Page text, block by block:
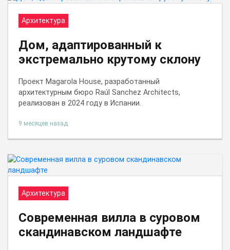
Архитектура
Дом, адаптированный к
экстремально крутому склону
Проект Magarola House, разработанный
архитектурным бюро Raúl Sanchez Architects,
реализован в 2024 году в Испании.
9 месяцев назад
Архитектура
Современная вилла в суровом
скандинавском ландшафте